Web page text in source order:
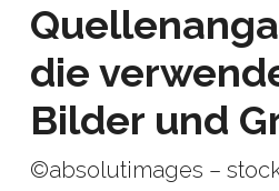
die
Bilder und
©absolutimages –